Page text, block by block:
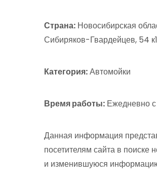
Страна: Новосибирская
Сибиряков-Гвардейцев, 54 к1
Категория:Автомойки
Время работы: Ежедневно
Данная информация
посетителям сайта в
и изменившуюся информацию